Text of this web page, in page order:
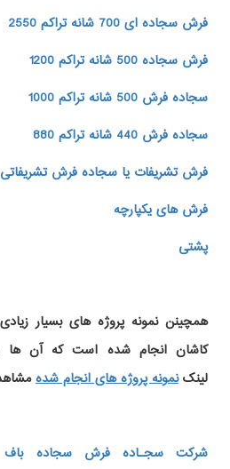
فرش سجاده ای 700 شانه تراکم 2550
فرش سجاده 500 شانه تراکم 1200
سجاده فرش 500 شانه تراکم 1000
سجاده فرش 440 شانه تراکم 880
فرش تشریفات یا سجاده فرش تشریفاتی
فرش های یکپارچه
پشتی
همچینننمونه پروژه های بسیار
کاشان انجام شده است که آن ها
لینکنمونه پروژه های انجام شده
شرکت سجـاده فرش سجاده باف